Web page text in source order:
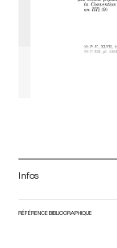
Infos
RÉFÉRENCE BIBLIOGRAPHIQUE